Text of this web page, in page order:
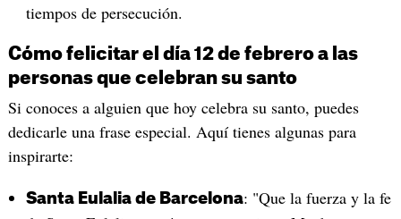
tiempos de persecución.
Cómo felicitar el día 12 de febrero a las
personas que celebran su santo
Si conoces a alguien que hoy celebra su santo, puedes
dedicarle una frase especial. Aquí tienes algunas para
inspirarte:
Santa Eulalia de Barcelona: "Que la fuerza y la fe